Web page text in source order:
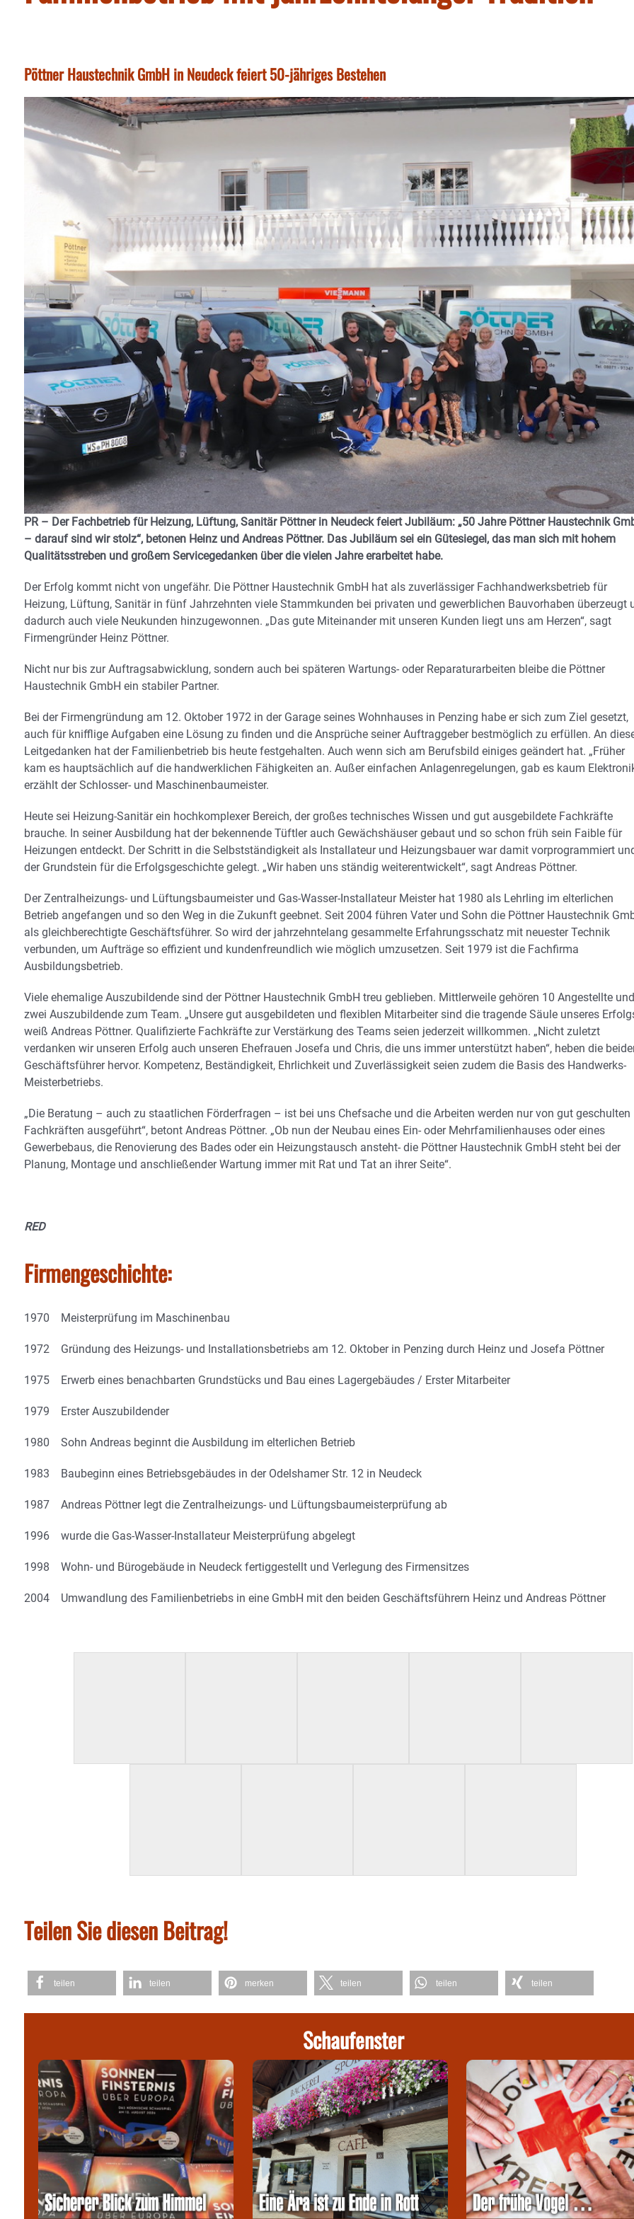
Pöttner Haustechnik GmbH in Neudeck feiert 50-jähriges Bestehen
PR – Der Fachbetrieb für Heizung, Lüftung, Sanitär Pöttner in Neudeck feiert Jubiläum: „50 Jahre Pöttner Haustechnik
– darauf sind wir stolz“, betonen Heinz und Andreas Pöttner. Das Jubiläum sei ein Gütesiegel, das man sich mit hohem
Qualitätsstreben und großem Servicegedanken über die vielen Jahre erarbeitet habe.
Der Erfolg kommt nicht von ungefähr. Die Pöttner Haustechnik GmbH hat als zuverlässiger Fachhandwerksbetrieb für
Heizung, Lüftung, Sanitär in fünf Jahrzehnten viele Stammkunden bei privaten und gewerblichen Bauvorhaben überzeugt
dadurch auch viele Neukunden hinzugewonnen. „Das gute Miteinander mit unseren Kunden liegt uns am Herzen“, sagt
Firmengründer Heinz Pöttner.
Nicht nur bis zur Auftragsabwicklung, sondern auch bei späteren Wartungs- oder Reparaturarbeiten bleibe die Pöttner
Haustechnik GmbH ein stabiler Partner.
Bei der Firmengründung am 12. Oktober 1972 in der Garage seines Wohnhauses in Penzing habe er sich zum Ziel gesetzt,
auch für knifflige Aufgaben eine Lösung zu finden und die Ansprüche seiner Auftraggeber bestmöglich zu erfüllen. An
Leitgedanken hat der Familienbetrieb bis heute festgehalten. Auch wenn sich am Berufsbild einiges geändert hat. „Früher
kam es hauptsächlich auf die handwerklichen Fähigkeiten an. Außer einfachen Anlagenregelungen, gab es kaum
erzählt der Schlosser- und Maschinenbaumeister.
Heute sei Heizung-Sanitär ein hochkomplexer Bereich, der großes technisches Wissen und gut ausgebildete Fachkräfte
brauche. In seiner Ausbildung hat der bekennende Tüftler auch Gewächshäuser gebaut und so schon früh sein Faible für
Heizungen entdeckt. Der Schritt in die Selbstständigkeit als Installateur und Heizungsbauer war damit vorprogrammiert
der Grundstein für die Erfolgsgeschichte gelegt. „Wir haben uns ständig weiterentwickelt“, sagt Andreas Pöttner.
Der Zentralheizungs- und Lüftungsbaumeister und Gas-Wasser-Installateur Meister hat 1980 als Lehrling im elterlichen
Betrieb angefangen und so den Weg in die Zukunft geebnet. Seit 2004 führen Vater und Sohn die Pöttner Haustechnik
als gleichberechtigte Geschäftsführer. So wird der jahrzehntelang gesammelte Erfahrungsschatz mit neuester Technik
verbunden, um Aufträge so effizient und kundenfreundlich wie möglich umzusetzen. Seit 1979 ist die Fachfirma
Ausbildungsbetrieb.
Viele ehemalige Auszubildende sind der Pöttner Haustechnik GmbH treu geblieben. Mittlerweile gehören 10 Angestellte und
zwei Auszubildende zum Team. „Unsere gut ausgebildeten und flexiblen Mitarbeiter sind die tragende Säule unseres
weiß Andreas Pöttner. Qualifizierte Fachkräfte zur Verstärkung des Teams seien jederzeit willkommen. „Nicht zuletzt
verdanken wir unseren Erfolg auch unseren Ehefrauen Josefa und Chris, die uns immer unterstützt haben“, heben die
Geschäftsführer hervor. Kompetenz, Beständigkeit, Ehrlichkeit und Zuverlässigkeit seien zudem die Basis des Handwerks-
Meisterbetriebs.
„Die Beratung – auch zu staatlichen Förderfragen – ist bei uns Chefsache und die Arbeiten werden nur von gut geschulten
Fachkräften ausgeführt“, betont Andreas Pöttner. „Ob nun der Neubau eines Ein- oder Mehrfamilienhauses oder eines
Gewerbebaus, die Renovierung des Bades oder ein Heizungstausch ansteht- die Pöttner Haustechnik GmbH steht bei der
Planung, Montage und anschließender Wartung immer mit Rat und Tat an ihrer Seite“.
RED
Firmengeschichte:
1970 Meisterprüfung im Maschinenbau
1972 Gründung des Heizungs- und Installationsbetriebs am 12. Oktober in Penzing durch Heinz und Josefa Pöttner
1975 Erwerb eines benachbarten Grundstücks und Bau eines Lagergebäudes / Erster Mitarbeiter
1979 Erster Auszubildender
1980 Sohn Andreas beginnt die Ausbildung im elterlichen Betrieb
1983 Baubeginn eines Betriebsgebäudes in der Odelshamer Str. 12 in Neudeck
1987 Andreas Pöttner legt die Zentralheizungs- und Lüftungsbaumeisterprüfung ab
1996 wurde die Gas-Wasser-Installateur Meisterprüfung abgelegt
1998 Wohn- und Bürogebäude in Neudeck fertiggestellt und Verlegung des Firmensitzes
2004 Umwandlung des Familienbetriebs in eine GmbH mit den beiden Geschäftsführern Heinz und Andreas Pöttner
Teilen Sie diesen Beitrag!
teilen teilen merken teilen teilen teilen
Schaufenster